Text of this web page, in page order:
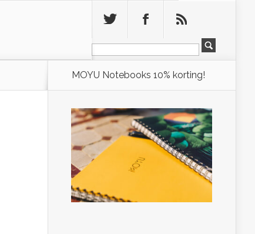
MOYU Notebooks 10% korting!